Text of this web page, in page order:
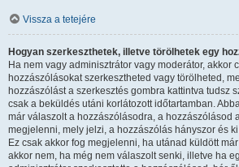
Vissza a tetejére
Hogyan szerkeszthetek, illetve törölhetek egy
Ha nem vagy adminisztrátor vagy moderátor, akkor
hozzászólásokat szerkesztheted vagy törölheted,
hozzászólást a szerkesztés gombra kattintva tudsz
csak a beküldés utáni korlátozott időtartamban.
már válaszolt a hozzászólásodra, a hozzászólásod
megjelenni, mely jelzi, a hozzászólás hányszor és
Ez csak akkor fog megjelenni, ha utánad küldött
akkor nem, ha még nem válaszolt senki, illetve ha